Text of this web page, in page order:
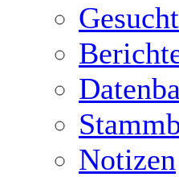
Notizen